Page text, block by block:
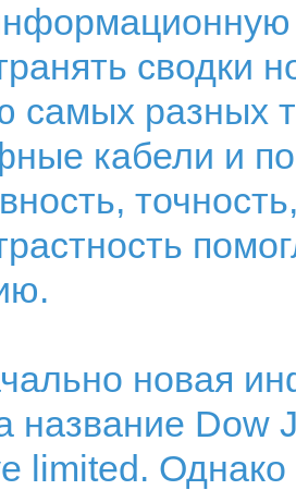
сводки
разных
кабели и
новая
название Dow
limited.